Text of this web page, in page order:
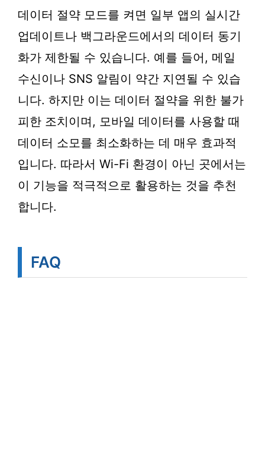
데이터 절약 모드를 켜면 일부 앱의 실시간
업데이트나 백그라운드에서의 데이터 동기
화가 제한될 수 있습니다. 예를 들어, 메일
수신이나 SNS 알림이 약간 지연될 수 있습
니다. 하지만 이는 데이터 절약을 위한 불가
피한 조치이며, 모바일 데이터를 사용할 때
데이터 소모를 최소화하는 데 매우 효과적
입니다. 따라서 Wi-Fi 환경이 아닌 곳에서는
이 기능을 적극적으로 활용하는 것을 추천
합니다.
FAQ